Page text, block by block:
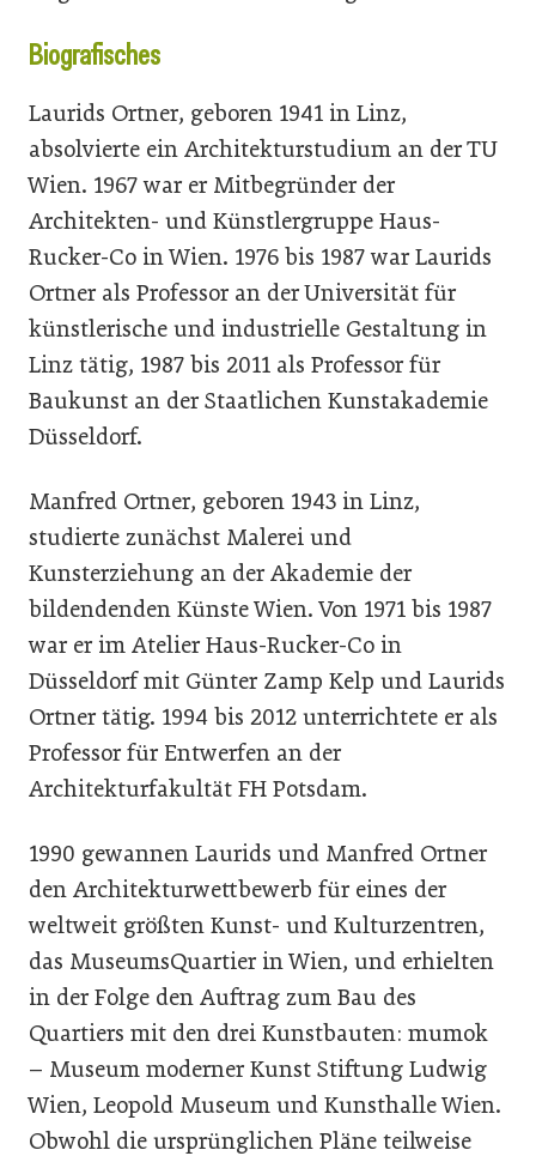
Biografisches
Laurids Ortner, geboren 1941 in Linz,
absolvierte ein Architekturstudium an der TU
Wien. 1967 war er Mitbegründer der
Architekten- und Künstlergruppe Haus-
Rucker-Co in Wien. 1976 bis 1987 war Laurids
Ortner als Professor an der Universität für
künstlerische und industrielle Gestaltung in
Linz tätig, 1987 bis 2011 als Professor für
Baukunst an der Staatlichen Kunstakademie
Düsseldorf.
Manfred Ortner, geboren 1943 in Linz,
studierte zunächst Malerei und
Kunsterziehung an der Akademie der
bildendenden Künste Wien. Von 1971 bis 1987
war er im Atelier Haus-Rucker-Co in
Düsseldorf mit Günter Zamp Kelp und Laurids
Ortner tätig. 1994 bis 2012 unterrichtete er als
Professor für Entwerfen an der
Architekturfakultät FH Potsdam.
1990 gewannen Laurids und Manfred Ortner
den Architekturwettbewerb für eines der
weltweit größten Kunst- und Kulturzentren,
das MuseumsQuartier in Wien, und erhielten
in der Folge den Auftrag zum Bau des
Quartiers mit den drei Kunstbauten: mumok
– Museum moderner Kunst Stiftung Ludwig
Wien, Leopold Museum und Kunsthalle Wien.
Obwohl die ursprünglichen Pläne teilweise